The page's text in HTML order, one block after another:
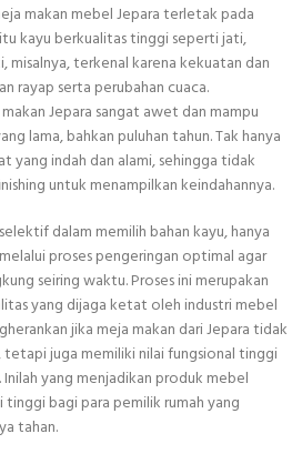
makan mebel Jepara terletak pada
kayu berkualitas tinggi seperti jati,
misalnya, terkenal karena kekuatan dan
rayap serta perubahan cuaca.
Jepara sangat awet dan mampu
lama, bahkan puluhan tahun. Tak hanya
yang indah dan alami, sehingga tidak
untuk menampilkan keindahannya.
dalam memilih bahan kayu, hanya
proses pengeringan optimal agar
seiring waktu. Proses ini merupakan
yang dijaga ketat oleh industri mebel
jika meja makan dari Jepara tidak
juga memiliki nilai fungsional tinggi
yang menjadikan produk mebel
tinggi bagi para pemilik rumah yang
tahan.